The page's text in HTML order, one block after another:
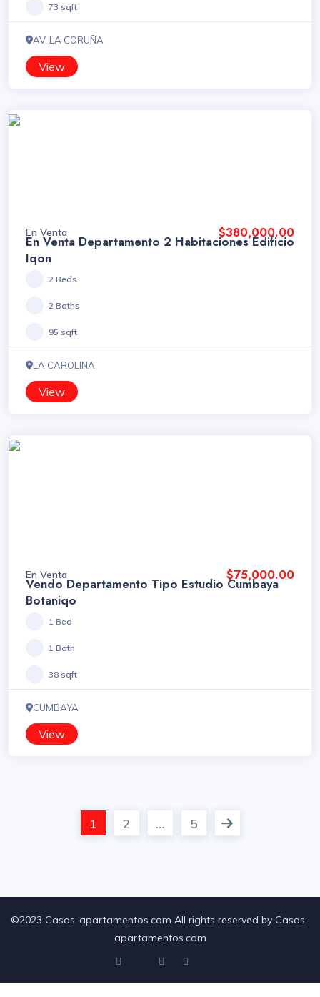
73 sqft
AV, LA CORUÑA
View
En Venta $380,000.00
En Venta Departamento 2 Habitaciones Edificio
Iqon
2 Beds
2 Baths
95 sqft
LA CAROLINA
View
En Venta $75,000.00
Vendo Departamento Tipo Estudio Cumbaya
Botaniqo
1 Bed
1 Bath
38 sqft
CUMBAYA
View
1 2 … 5
©2023 Casas-apartamentos.com All rights reserved by Casas-
apartamentos.com